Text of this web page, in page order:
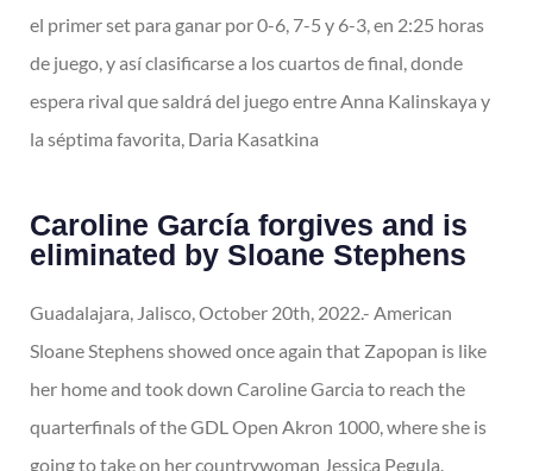
el primer set para ganar por 0-6, 7-5 y 6-3, en 2:25 horas
de juego, y así clasificarse a los cuartos de final, donde
espera rival que saldrá del juego entre Anna Kalinskaya y
la séptima favorita, Daria Kasatkina
Caroline García forgives and is
eliminated by Sloane Stephens
Guadalajara, Jalisco, October 20th, 2022.- American
Sloane Stephens showed once again that Zapopan is like
her home and took down Caroline Garcia to reach the
quarterfinals of the GDL Open Akron 1000, where she is
going to take on her countrywoman Jessica Pegula.